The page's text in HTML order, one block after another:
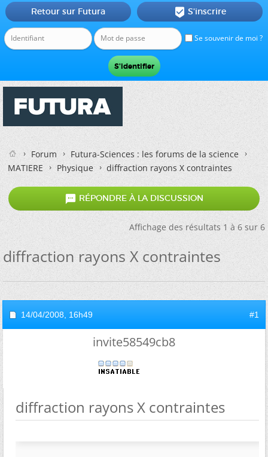
Se souvenir de moi ?
Retour sur Futura  S'inscrire
Forum
Futura-Sciences : les forums de la science
MATIERE
Physique diffraction rayons X contraintes
 RÉPONDRE À LA DISCUSSION
Affichage des résultats 1 à 6 sur 6
diffraction rayons X contraintes
14/04/2008, 16h49 #1
invite58549cb8
diffraction rayons X contraintes